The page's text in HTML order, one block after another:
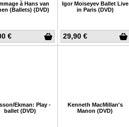
€
à Hans van
(Ballets) (DVD)
29,90 €
Igor Moiseyev Ballet Live
in Paris (DVD)
Ekman: Play -
ballet (DVD)
Kenneth MacMillan's
Manon (DVD)